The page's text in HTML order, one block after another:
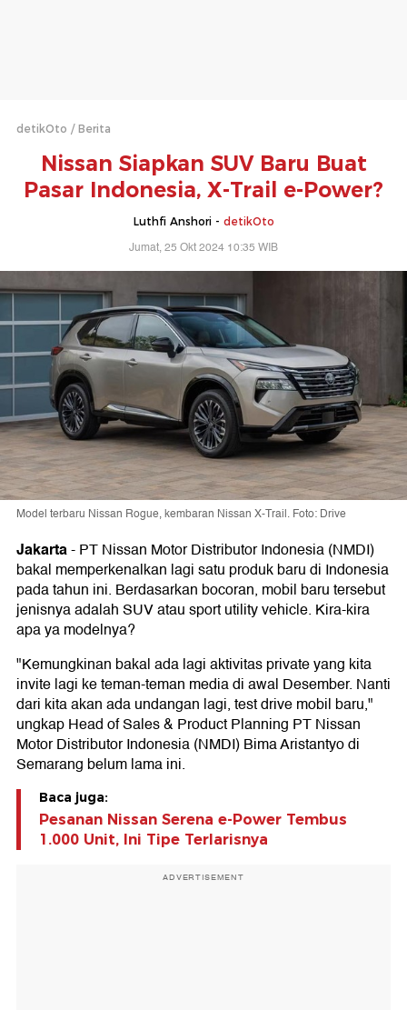
detikOto Berita
Nissan Siapkan SUV Baru Buat
Pasar Indonesia, X-Trail e-Power?
Luthfi Anshori - detikOto
Jumat, 25 Okt 2024 10:35 WIB
Model terbaru Nissan Rogue, kembaran Nissan X-Trail. Foto: Drive
Jakarta-PT Nissan Motor Distributor Indonesia (NMDI)
bakal memperkenalkan lagi satu produk baru di Indonesia
pada tahun ini. Berdasarkan bocoran, mobil baru tersebut
jenisnya adalah SUV atau sport utility vehicle. Kira-kira
apa ya modelnya?
"Kemungkinan bakal ada lagi aktivitas private yang kita
invite lagi ke teman-teman media di awal Desember. Nanti
dari kita akan ada undangan lagi, test drive mobil baru,"
ungkap Head of Sales & Product Planning PT Nissan
Motor Distributor Indonesia (NMDI) Bima Aristantyo di
Semarang belum lama ini.
Baca juga:
Pesanan Nissan Serena e-Power Tembus
1.000 Unit, Ini Tipe Terlarisnya
ADVERTISEMENT